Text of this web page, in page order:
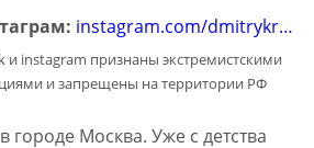
instagram.com/dmitrykr…
и instagram признаны экстремистскими
и запрещены на территории РФ
городе Москва. Уже с детства